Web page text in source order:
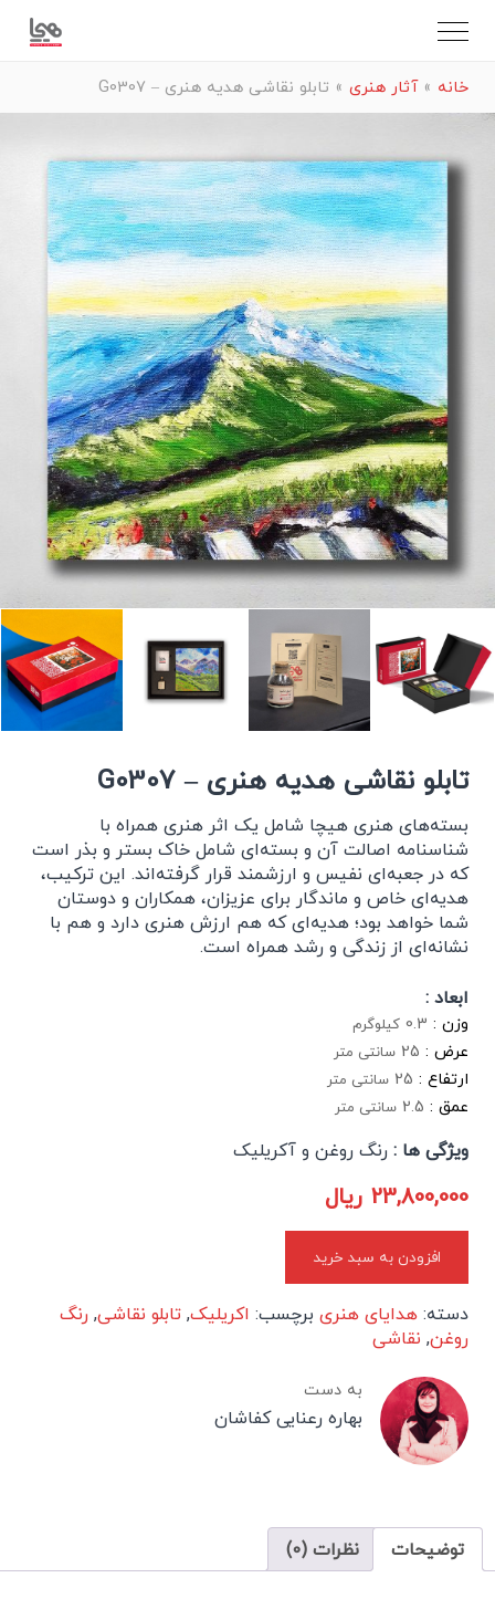
خانه »آثار هنری » تابلو نقاشی هدیه هنری – G0307
تابلو نقاشی هدیه هنری – G0307
بسته‌های هنری هیچا شامل یک اثر هنری همراه با
شناسنامه اصالت آن و بسته‌ای شامل خاک بستر و بذر است
که در جعبه‌ای نفیس و ارزشمند قرار گرفته‌اند. این ترکیب،
هدیه‌ای خاص و ماندگار برای عزیزان، همکاران و دوستان
شما خواهد بود؛ هدیه‌ای که هم ارزش هنری دارد و هم با
نشانه‌ای از زندگی و رشد همراه است.
ابعاد :
وزن : 0.3 کیلوگرم
عرض : 25 سانتی متر
ارتفاع : 25 سانتی متر
عمق : 2.5 سانتی متر
ویژگی ها : رنگ روغن و آکریلیک
23,800,000 ریال
افزودن به سبد خرید
دسته:هدایای هنری برچسب: اکریلیک,تابلو نقاشی, رنگ
روغن, نقاشی
به دست
بهاره رعنایی کفاشان
توضیحات نظرات (0)